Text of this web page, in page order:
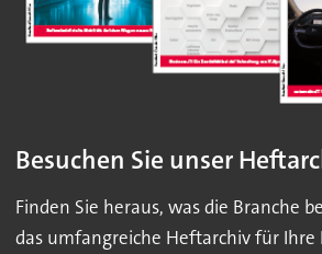
Besuchen Sie unser
Finden Sie heraus, was die Branche
das umfangreiche Heftarchiv für Ihre